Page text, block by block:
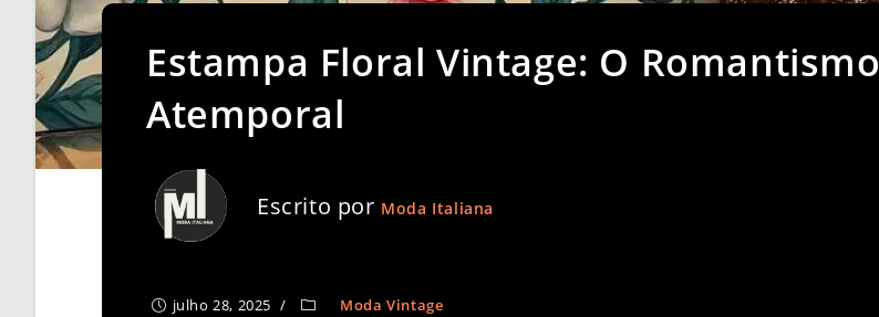
Estampa Floral Vintage: O Romantismo
Atemporal
Escrito por Moda Italiana
julho 28, 2025 Moda Vintage